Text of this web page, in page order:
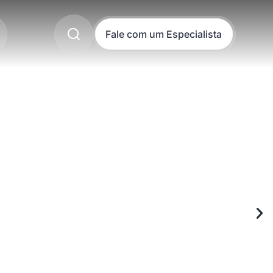
Pesquisar
Fale com um Especialista